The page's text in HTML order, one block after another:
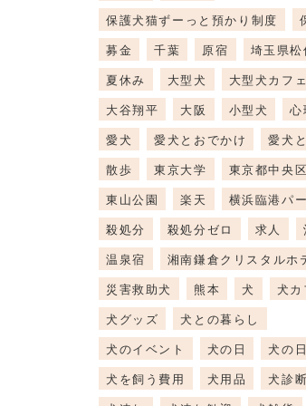
保護犬猫ずーっと預かり制度
募金
千葉 原宿
埼玉県松
夏休み
大型犬 大型犬カフェ
大谷翔平
大阪 小型犬
心
愛犬
愛犬とおでかけ
愛犬
散歩
東京大学
東京都中央区
東山公園
楽天
横浜臨港パ
殺処分
殺処分ゼロ 求人
温泉宿
湘南鎌倉クリスタルホ
災害救助犬
熊本 犬
犬カ
犬グッズ
犬との暮らし
犬のイベント
犬の日
犬の
犬を飼う費用
犬用品
犬診断